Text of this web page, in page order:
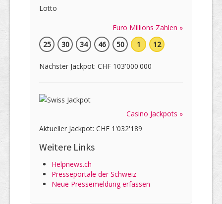
Euro Millions Zahlen »
25
30 34 46 50 1 12
Nächster Jackpot: CHF 103'000'000
Casino Jackpots »
Aktueller Jackpot: CHF 1'032'189
Weitere Links
Helpnews.ch
Presseportale der Schweiz
Neue Pressemeldung erfassen